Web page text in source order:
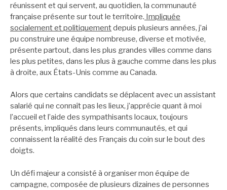
réunissent et qui servent, au quotidien, la communauté
française présente sur tout le territoire. Impliquée
socialement et politiquementdepuis plusieurs années, j’ai
pu construire une équipe nombreuse, diverse et motivée,
présente partout, dans les plus grandes villes comme dans
les plus petites, dans les plus à gauche comme dans les plus
à droite, aux États-Unis comme au Canada.
Alors que certains candidats se déplacent avec un assistant
salarié qui ne connaît pas les lieux, j’apprécie quant à moi
l’accueil et l’aide des sympathisants locaux, toujours
présents, impliqués dans leurs communautés, et qui
connaissent la réalité des Français du coin sur le bout des
doigts.
Un défi majeur a consisté à organiser mon équipe de
campagne, composée de plusieurs dizaines de personnes